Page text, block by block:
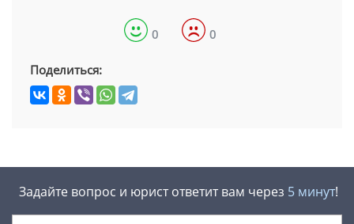
0 0
Поделиться:
Задайте вопрос и юрист ответит вам через 5 минут!